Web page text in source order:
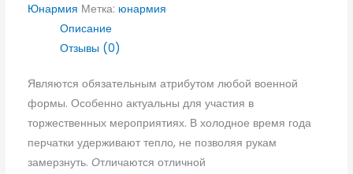
Юнармия Метка: юнармия
Описание
Отзывы (0)
Являются обязательным атрибутом любой военной
формы. Особенно актуальны для участия в
торжественных мероприятиях. В холодное время года
перчатки удерживают тепло, не позволяя рукам
замерзнуть. Отличаются отличной